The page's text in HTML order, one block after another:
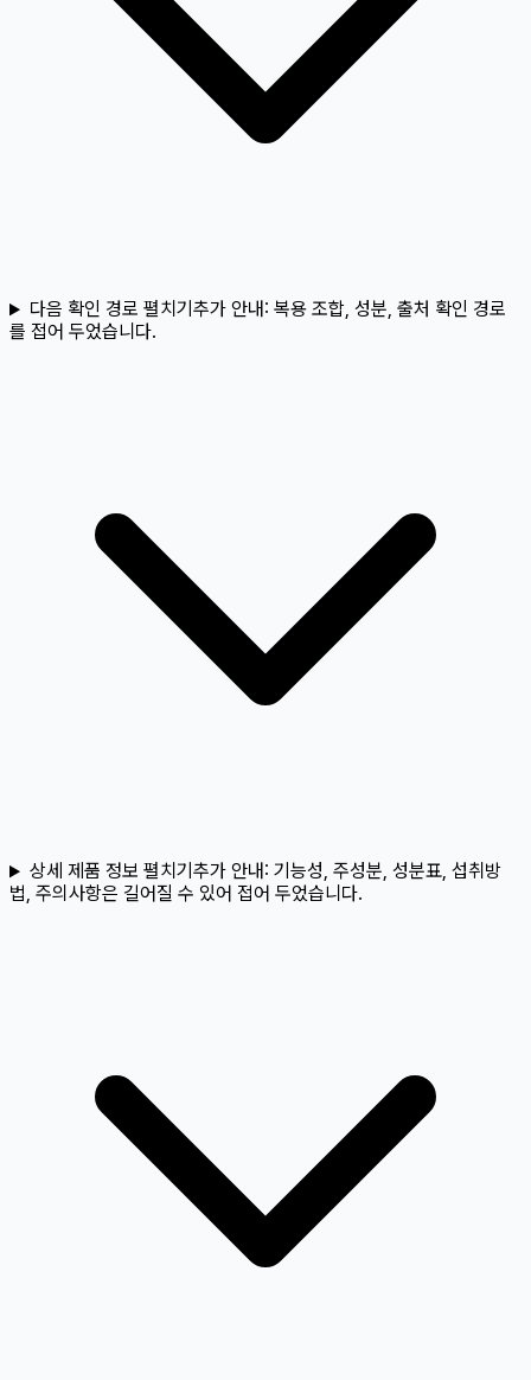
다음 확인 경로 펼치기 추가 안내: 복용 조합, 성분, 출처 확인 경로
를 접어 두었습니다.
상세 제품 정보 펼치기 추가 안내: 기능성, 주성분, 성분표, 섭취방
법, 주의사항은 길어질 수 있어 접어 두었습니다.